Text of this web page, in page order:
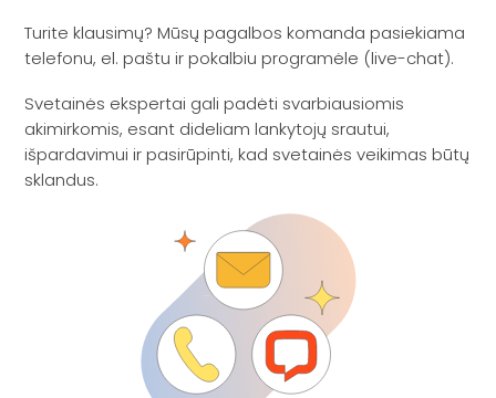
Turite klausimų? Mūsų pagalbos komanda pasiekiama
telefonu, el. paštu ir pokalbiu programėle (live-chat).
Svetainės ekspertai gali padėti svarbiausiomis
akimirkomis, esant dideliam lankytojų srautui,
išpardavimui ir pasirūpinti, kad svetainės veikimas būtų
sklandus.